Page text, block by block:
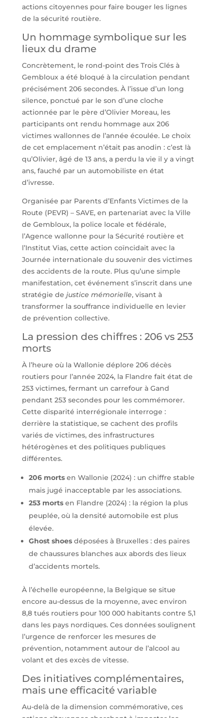
actions citoyennes pour faire bouger les lignes
de la sécurité routière.
Un hommage symbolique sur les
lieux du drame
Concrètement, le rond-point des Trois Clés à
Gembloux a été bloqué à la circulation pendant
précisément 206 secondes. À l’issue d’un long
silence, ponctué par le son d’une cloche
actionnée par le père d’Olivier Moreau, les
participants ont rendu hommage aux 206
victimes wallonnes de l’année écoulée. Le choix
de cet emplacement n’était pas anodin : c’est là
qu’Olivier, âgé de 13 ans, a perdu la vie il y a vingt
ans, fauché par un automobiliste en état
d’ivresse.
Organisée par Parents d’Enfants Victimes de la
Route (PEVR) – SAVE, en partenariat avec la Ville
de Gembloux, la police locale et fédérale,
l’Agence wallonne pour la Sécurité routière et
l’Institut Vias, cette action coïncidait avec la
Journée internationale du souvenir des victimes
des accidents de la route. Plus qu’une simple
manifestation, cet événement s’inscrit dans une
stratégie de justice mémorielle, visant à
transformer la souffrance individuelle en levier
de prévention collective.
La pression des chiffres : 206 vs 253
morts
À l’heure où la Wallonie déplore 206 décès
routiers pour l’année 2024, la Flandre fait état de
253 victimes, fermant un carrefour à Gand
pendant 253 secondes pour les commémorer.
Cette disparité interrégionale interroge :
derrière la statistique, se cachent des profils
variés de victimes, des infrastructures
hétérogènes et des politiques publiques
différentes.
206 mortsen Wallonie (2024) : un chiffre stable
mais jugé inacceptable par les associations.
253 mortsen Flandre (2024) : la région la plus
peuplée, où la densité automobile est plus
élevée.
Ghost shoesdéposées à Bruxelles : des paires
de chaussures blanches aux abords des lieux
d’accidents mortels.
À l’échelle européenne, la Belgique se situe
encore au-dessus de la moyenne, avec environ
8,8 tués routiers pour 100 000 habitants contre 5,1
dans les pays nordiques. Ces données soulignent
l’urgence de renforcer les mesures de
prévention, notamment autour de l’alcool au
volant et des excès de vitesse.
Des initiatives complémentaires,
mais une efficacité variable
Au-delà de la dimension commémorative, ces